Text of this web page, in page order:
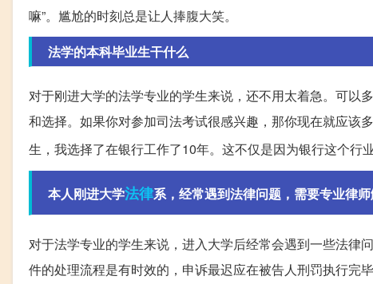
嘛”。尴尬的时刻总是让人捧腹大笑。
法学的本科毕业生干什么
对于刚进大学的法学专业的学生来说，还不用太着急。可以
和选择。如果你对参加司法考试很感兴趣，那你现在就应该
生，我选择了在银行工作了10年。这不仅是因为银行这个行
本人刚进大学法律系，经常遇到法律问题，需要专业律
对于法学专业的学生来说，进入大学后经常会遇到一些法律
件的处理流程是有时效的，申诉最迟应在被告人刑罚执行完